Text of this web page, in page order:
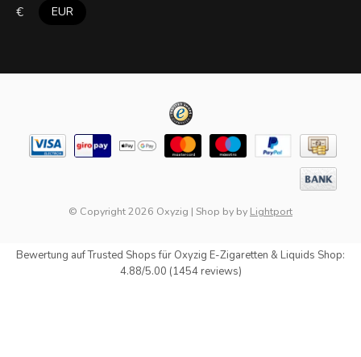
€ EUR
© Copyright 2026 Oxyzig | Shop by by Lightport
Bewertung aufTrusted Shopsfür Oxyzig E-Zigaretten & Liquids Shop:
4.88/5.00 (1454 reviews)